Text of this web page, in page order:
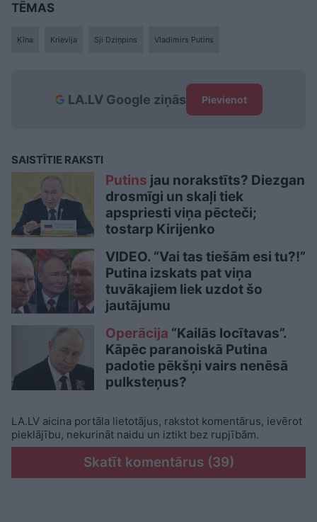
TĒMAS
Ķīna Krievija Sji Dziņpins Vladimirs Putins
LA.LV Google ziņās Pievienot
SAISTĪTIE RAKSTI
Putins jau norakstīts? Diezgan
drosmīgi un skaļi tiek
apspriesti viņa pēcteči;
tostarp Kirijenko
VIDEO. “Vai tas tiešām esi tu?!”
Putina izskats pat viņa
tuvākajiem liek uzdot šo
jautājumu
Operācija “Kailās locītavas”.
Kāpēc paranoiskā Putina
padotie pēkšņi vairs nenēsā
pulksteņus?
LA.LV aicina portāla lietotājus, rakstot komentārus, ievērot
pieklājību, nekurināt naidu un iztikt bez rupjībām.
Skatīt komentārus (39)